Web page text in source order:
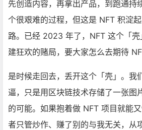
先创造内容，再拿出产品，到跑通持
个很艰难的过程，但这是 NFT 积淀
路。已经 2023 年了，NFT 这个「
建狂欢的赌局，要大家怎么去期待
是时候走回去，丢开这个「壳」。我
逼，只是用区块链技术存储了一张图
的可能。如果抱着做 NFT 项目就能
者只管炒作、赚了别的与我无关，从